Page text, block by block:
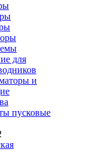
для
и
пусковые